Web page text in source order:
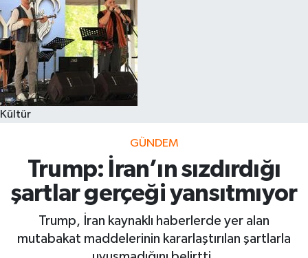
Kültür
GÜNDEM
Trump: İran’ın sızdırdığı
şartlar gerçeği yansıtmıyor
Trump, İran kaynaklı haberlerde yer alan
mutabakat maddelerinin kararlaştırılan şartlarla